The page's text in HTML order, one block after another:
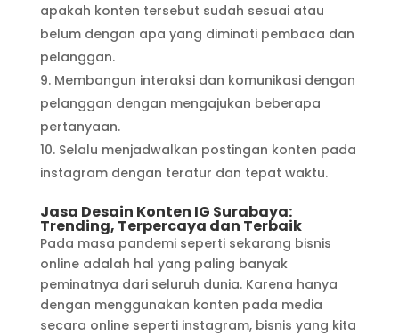
apakah konten tersebut sudah sesuai atau
belum dengan apa yang diminati pembaca dan
pelanggan.
Membangun interaksi dan komunikasi dengan
pelanggan dengan mengajukan beberapa
pertanyaan.
Selalu menjadwalkan postingan konten pada
instagram dengan teratur dan tepat waktu.
Jasa Desain Konten IG Surabaya:
Trending, Terpercaya dan Terbaik
Pada masa pandemi seperti sekarang bisnis
online adalah hal yang paling banyak
peminatnya dari seluruh dunia. Karena hanya
dengan menggunakan konten pada media
secara online seperti instagram, bisnis yang kita